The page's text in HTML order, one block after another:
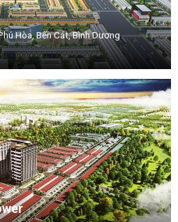
Hòa, Bến Cát, Bình Dương